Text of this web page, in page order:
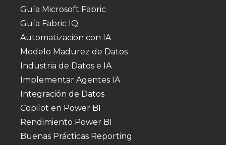
Guía Microsoft Fabric
Guía Fabric IQ
Automatización con IA
Modelo Madurez de Datos
Industria de Datos e IA
Implementar Agentes IA
Integración de Datos
Copilot en Power BI
Rendimiento Power BI
Buenas Prácticas Reporting